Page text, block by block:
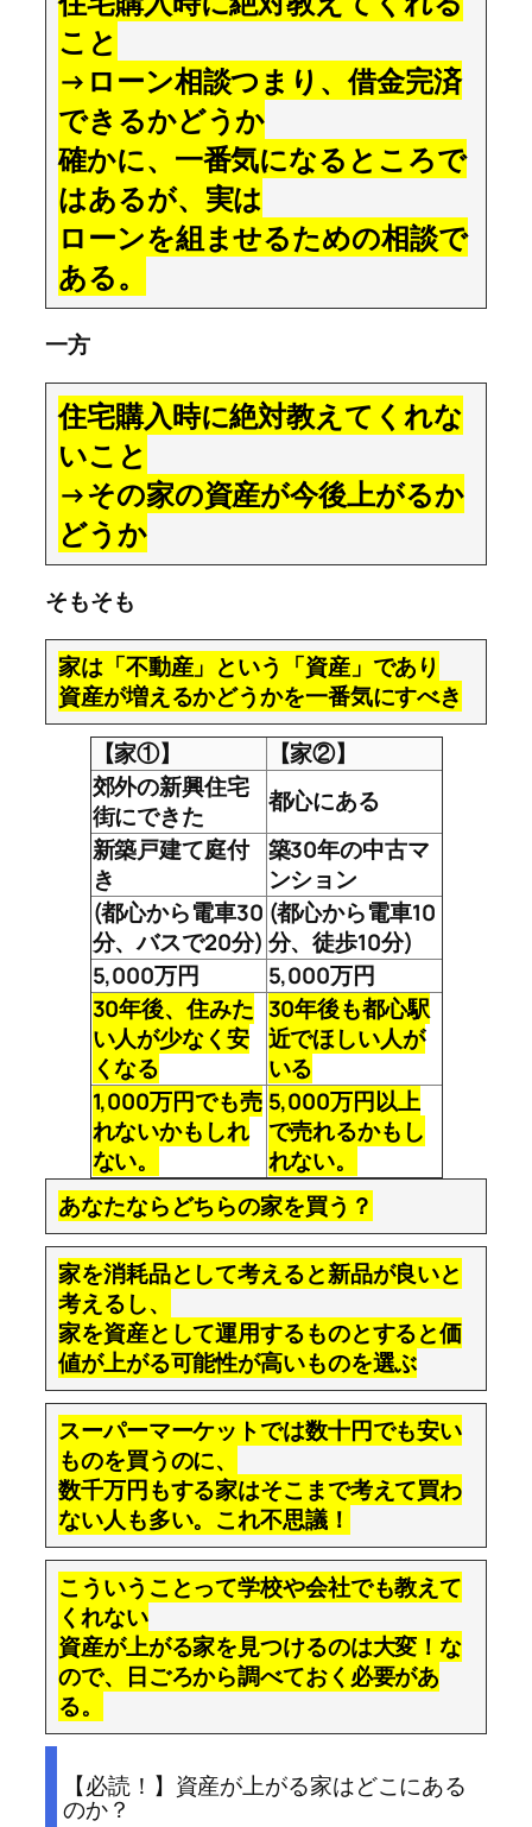
こと
→ ローン相談つまり、借金完済
できるかどうか
確かに、一番気になるところで
はあるが、実は
ローンを組ませるための相談で
ある。
一方
住宅購入時に絶対教えてくれな
いこと
→その家の資産が今後上がるか
どうか
そもそも
家は「不動産」という「資産」であり
資産が増えるかどうかを一番気にすべき
【家①】
【家②】
郊外の新興住宅
街にできた
都心にある
新築戸建て庭付
き
築30年の中古マ
ンション
(都心から電車30
分、バスで20分)
(都心から電車10
分、徒歩10分)
5,000万円
5,000万円
30年後、住みた
い人が少なく安
くなる
30年後も都心駅
近でほしい人が
いる
1,000万円でも売
れないかもしれ
ない。
5,000万円以上
で売れるかもし
れない。
あなたならどちらの家を買う？
家を消耗品として考えると新品が良いと
考えるし、
家を資産として運用するものとすると価
値が上がる可能性が高いものを選ぶ
スーパーマーケットでは数十円でも安い
ものを買うのに、
数千万円もする家はそこまで考えて買わ
ない人も多い。これ不思議！
こういうことって学校や会社でも教えて
くれない
資産が上がる家を見つけるのは大変！な
ので、日ごろから調べておく必要があ
る。
【必読！】資産が上がる家はどこにある
のか？